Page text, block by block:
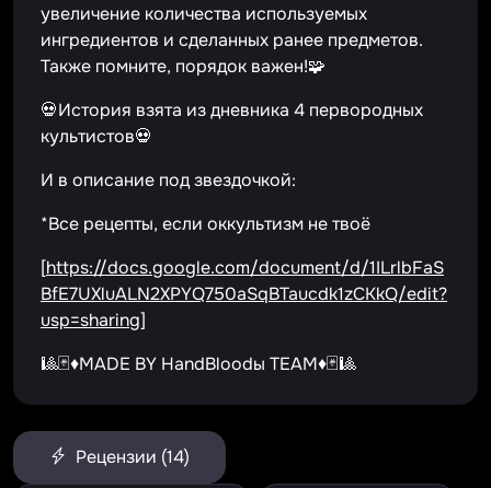
увеличение количества используемых
ингредиентов и сделанных ранее предметов.
Также помните, порядок важен!🧩
💀История взята из дневника 4 первородных
культистов💀
И в описание под звездочкой:
*Все рецепты, если оккультизм не твоё
[https://docs.google.com/document/d/1ILrlbFaS
BfE7UXluALN2XPYQ750aSqBTaucdk1zCKkQ/edit?
usp=sharing]
🎱🃏♦️MADE BY HandBloodы TEAM♦️🃏🎱
Рецензии (14)